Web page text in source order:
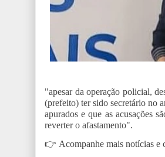
"apesar da operação policial,
(prefeito) ter sido secretário no
apurados e que as acusações
reverter o afastamento".
👉 Acompanhe mais notícias e